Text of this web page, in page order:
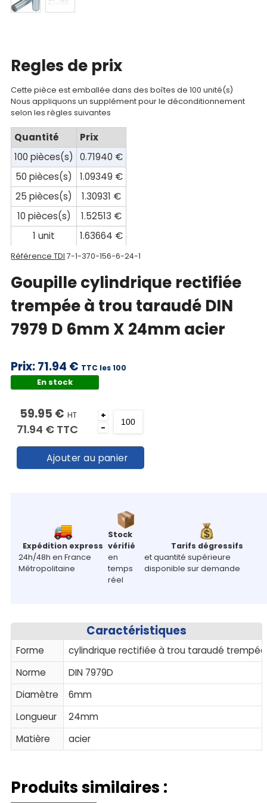
compte
panier
Contact
Regles de prix
Cette pièce est emballée dans des boîtes de 100 unité(s)
Nous appliquons un supplément pour le déconditionnement
selon les règles suivantes
Quantité
Prix
100 pièces(s)
0.71940 €
50 pièces(s)
1.09349 €
25 pièces(s)
1.30931 €
10 pièces(s)
1.52513 €
1 unit
1.63664 €
Référence TDI 7-1-370-156-6-24-1
Goupille cylindrique rectifiée
trempée à trou taraudé DIN
7979 D 6mm X 24mm acier
Prix:71.94 € TTC les 100
En stock
59.95 € HT
71.94 € TTC
+
-
Ajouter au panier
Expédition express
24h/48h en France
Métropolitaine
Stock
vérifié
en
temps
réel
Tarifs dégressifs
et quantité supérieure
disponible sur demande
Caractéristiques
Forme
cylindrique rectifiée à trou taraudé trempée
Norme
DIN 7979D
Diamètre
6mm
Longueur
24mm
Matière
acier
Produits similaires :